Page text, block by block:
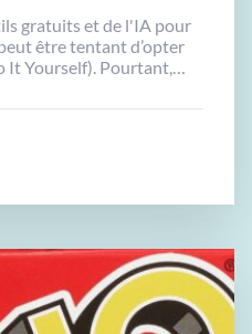
gratuits et de l'IA pour
être tentant d’opter
It Yourself). Pourtant,
avantages.